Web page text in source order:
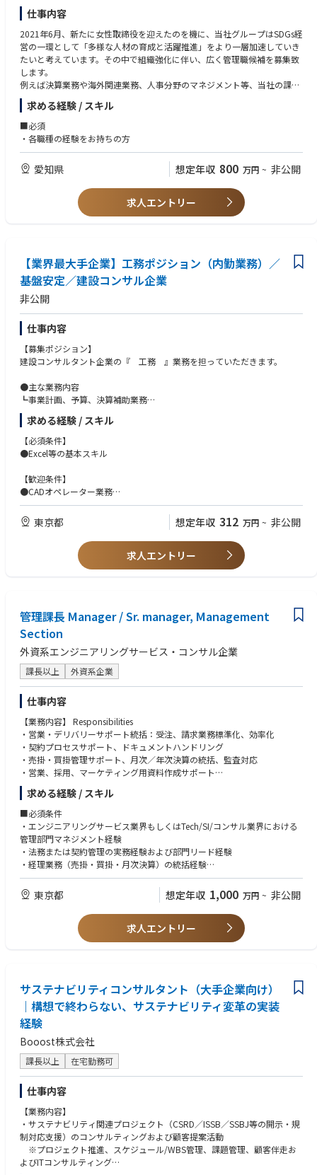
本ポジションの魅力
・前職（無形商材やSaaSの法人営業など）で培った「顧客課題の解決力」
や「関係者を巻き込む調整力」を、そのまま大きな武器として活かすこと
ができます。
・脱炭素や次世代エネルギービジネスは国を挙げて推進されている最注力
分野であり、3年程度の経験で、他では得られない極めて高い専門性を身
につけることができます。
・リモートワーク（週2回程度）やフレックスタイム制の活用によって、
柔軟な働き方ができるポジションです。
入社当初～3か月間（キャッチアップ期）
社内講座、eラーニングによって業界の基礎知識や自社サービスを理解
先輩社員のプロジェクトに副担当として参加し、実務を通じて業務知識
や進め方を学びます。
ジェクトの主担当として、社内外の調整や商談支援を牽引していただきま
す。
複雑な制度の解釈や関係者との交渉方針に迷った際は、チーム定例会や
1on1を通じてアドバイスをもらえる「壁打ち」の環境が整っています。
仕事内容
2021年6月、新たに女性取締役を迎えたのを機に、当社グループはSDGs経
営の一環として「多様な人材の育成と活躍推進」をより一層加速していき
たいと考えています。その中で組織強化に伴い、広く管理職候補を募集致
します。
例えば決算業務や海外関連業務、人事分野のマネジメント等、当社の課題
感にそって、ご経験に応じ担当業務をお任せを致します。
※詳しくは面接時にご確認ください
※下記のような部署での活躍を想定しております。
■配属予定組織
・本社：総務法務、財務部門、監査
・豊川製作所：人事部門、経理部門、業務管理（社内外のイベント企
画）、マーケティング
求める経験 / スキル
■必須
・各職種の経験をお持ちの方
愛知県 想定年収 800 万円 ~ 非公開
求人エントリー
【業界最大手企業】工務ポジション（内勤業務）／
基盤安定／建設コンサル企業
非公開
仕事内容
【募集ポジション】
建設コンサルタント企業の『 工務 』業務を担っていただきます。
●主な業務内容
┗事業計画、予算、決算補助業務
┗社内手続き（社内稟議、外注処理等）
┗文書管理、各種資料作成
┗部門間・部内調整業務
┗CADオペレーター業務（未経験でも可）
※1：上記兼務は「可能であれば」であり、できなくても可
※建設コンサルとは※
公共のインフラストラクチャー、道路や橋、ダム、堤防、港湾、空港、上
下水道などの計画・調査・設計など国や自治体に対し技術コンサルティン
グを行う企業です。
公共工事において、設計・施工分離の原則があり、設計者と施工者は分離
求める経験 / スキル
【必須条件】
●Excel等の基本スキル
【歓迎条件】
●CADオペレーター業務
●英語（海外要員の方もいるため、英文の読み書きができる方。
（スピーキングはできなくて問題なし）
※英語スキルについては、国内要員対応の場合は、英語スキル不要です
が、配属部署によって海外要員の方を対応する場合は日本語が話せない方
がいらっしゃるため、契約書などを英文でお渡しする場合もございますの
で、英文の読み書きができる方はより歓迎しております。
東京都 想定年収 312 万円 ~ 非公開
求人エントリー
管理課長 Manager / Sr. manager, Management
Section
外資系エンジニアリングサービス・コンサル企業
課長以上 外資系企業
仕事内容
【業務内容】 Responsibilities
・営業・デリバリーサポート統括：受注、請求業務標準化、効率化
・契約プロセスサポート、ドキュメントハンドリング
・売掛・買掛管理サポート、月次／年次決算の統括、監査対応
・営業、採用、マーケティング用資料作成サポート
・コーポレートイベントサポート
・グローバル／リージョンとの連携、レポーティング
求める経験 / スキル
■必須条件
・エンジニアリングサービス業界もしくはTech/SI/コンサル業界における
管理部門マネジメント経験
・法務または契約管理の実務経験および部門リード経験
・経理業務（売掛・買掛・月次決算）の統括経験
・業務プロセス設計（To-Be設計）と標準化推進の実績
・社内外との円滑なコミュニケーション力、ドキュメンテーション能力
・日本語ネイティブ、英語：ビジネス会話レベル
・エンジニアリングサービス／SIのビジネスモデルへの理解
東京都 想定年収 1,000 万円 ~ 非公開
求人エントリー
サステナビリティコンサルタント（大手企業向け）
｜構想で終わらない、サステナビリティ変革の実装
経験
Booost株式会社
課長以上 在宅勤務可
仕事内容
【業務内容】
・サステナビリティ関連プロジェクト（CSRD／ISSB／SSBJ等の開示・規
制対応支援）のコンサルティングおよび顧客提案活動
※プロジェクト推進、スケジュール/WBS管理、課題管理、顧客伴走お
よびITコンサルティング